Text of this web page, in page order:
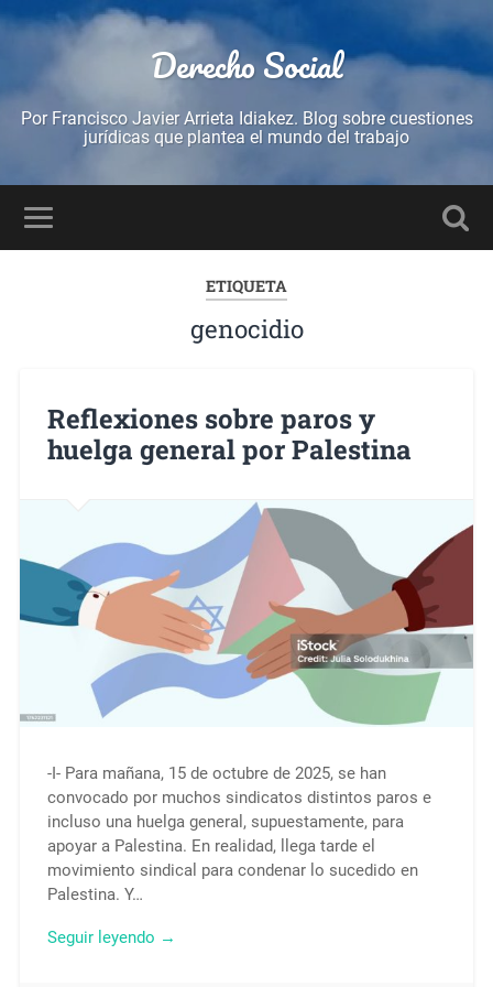
Derecho Social
Por Francisco Javier Arrieta Idiakez. Blog sobre cuestiones
jurídicas que plantea el mundo del trabajo
ETIQUETA
genocidio
Reflexiones sobre paros y
huelga general por Palestina
-I- Para mañana, 15 de octubre de 2025, se han
convocado por muchos sindicatos distintos paros e
incluso una huelga general, supuestamente, para
apoyar a Palestina. En realidad, llega tarde el
movimiento sindical para condenar lo sucedido en
Palestina. Y…
Seguir leyendo →